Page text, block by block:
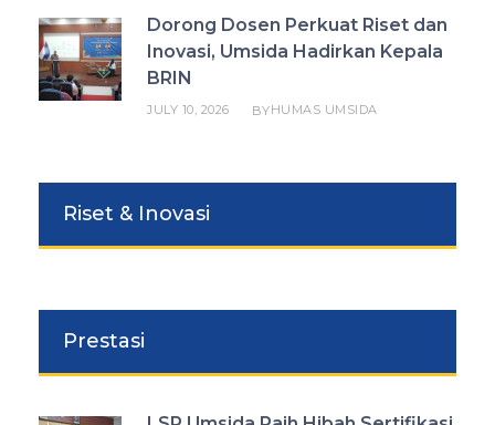
Dorong Dosen Perkuat Riset dan
Inovasi, Umsida Hadirkan Kepala
BRIN
JULY 10, 2026 BYHUMAS UMSIDA
Riset & Inovasi
Prestasi